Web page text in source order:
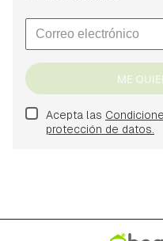
ME
Acepta las
protección de datos.